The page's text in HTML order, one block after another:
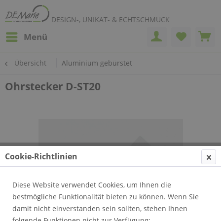
DESIGN-, UNIKAT- & ECHTSCHMUCK
Menü
Übersicht Aluminium gebürstet
Ohrstecker D-ST20
Cookie-Richtlinien
Diese Website verwendet Cookies, um Ihnen die
bestmögliche Funktionalität bieten zu können. Wenn Sie
damit nicht einverstanden sein sollten, stehen Ihnen